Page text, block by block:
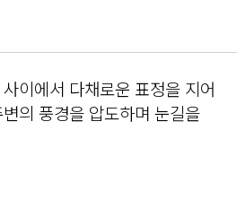
이에서 다채로운 표정을 지어
의 풍경을 압도하며 눈길을